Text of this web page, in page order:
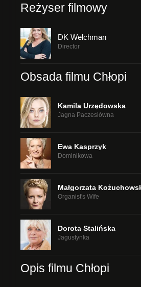
Reżyser filmowy
DK Welchman
Director
Obsada filmu Chłopi
Kamila Urzędowska
Jagna Paczesiówna
Ewa Kasprzyk
Dominikowa
Małgorzata
Organist's Wife
Dorota Stalińska
Jagustynka
Opis filmu Chłopi